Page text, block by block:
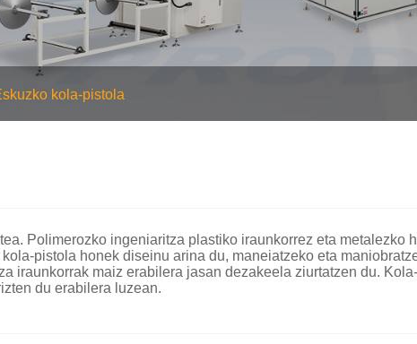
kola-pistola
Polimerozko ingeniaritza plastiko iraunkorrez eta metalezko
pistola honek diseinu arina du, maneiatzeko eta
iraunkorrak maiz erabilera jasan dezakeela ziurtatzen du.
du erabilera luzean.